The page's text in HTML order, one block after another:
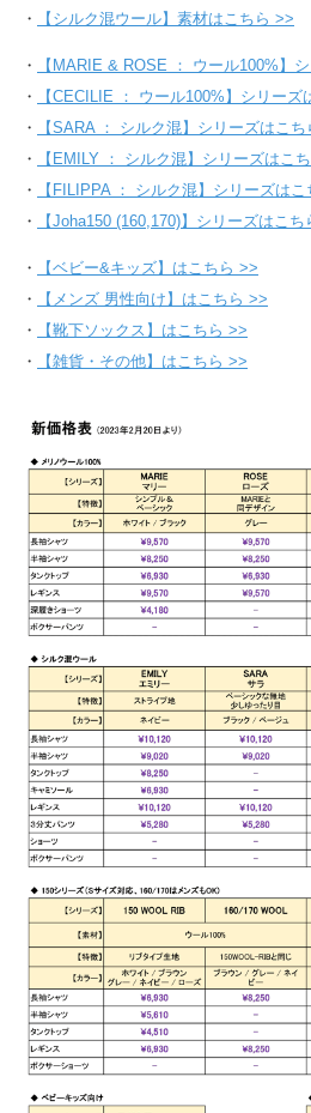
・
【シルク混ウール】素材はこちら >>
・
【MARIE & ROSE ： ウール100%】
・
【CECILIE ： ウール100%】シリーズ
・
【SARA ： シルク混】シリーズはこち
・
【EMILY ： シルク混】シリーズはこ
・
【FILIPPA ： シルク混】シリーズは
・
【Joha150 (160,170)】シリーズはこち
・
【ベビー&キッズ】はこちら >>
・
【メンズ 男性向け】はこちら >>
・
【靴下ソックス】はこちら >>
・
【雑貨・その他】はこちら >>